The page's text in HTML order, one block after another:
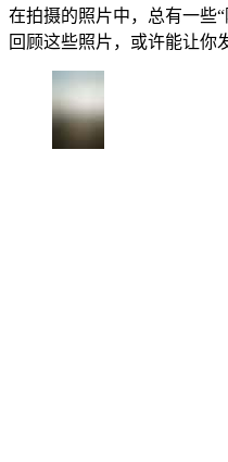
在拍摄的照片中，总有一些
回顾这些照片，或许能让你